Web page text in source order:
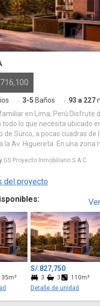
· 3-5 Baños · 93 a 227
Lima, Perú Disfrute de la privilegiada
todo lo que necesita ubicado
de Surco, a pocas cuadras de
la Av. Higuereta. En una zona
la conveniencia. Imagine
natural de su día a día. Esta es
construir los recuerdos más
a sus pies y la comodidad de
GS Proyecto Inmobiliario S.A.C.
del proyecto
S/.827,750
3 3
110m²
Detalle de unidad